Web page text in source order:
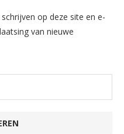
op deze site en e-
van nieuwe